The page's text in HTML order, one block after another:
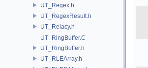
UT_Regex.h
UT_RegexResult.h
UT_Relacy.h
UT_RingBuffer.C
UT_RingBuffer.h
UT_RLEArray.h